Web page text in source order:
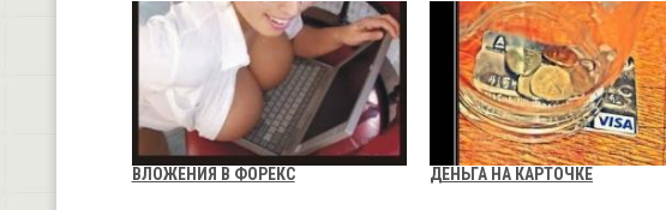
ВЛОЖЕНИЯ В ФОРЕКС ДЕНЬГА НА КАРТОЧКЕ